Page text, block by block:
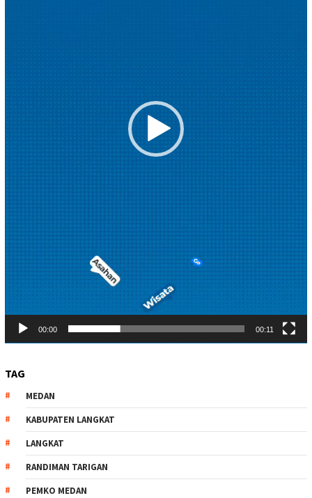
00:00 00:11
TAG
MEDAN
KABUPATEN LANGKAT
LANGKAT
RANDIMAN TARIGAN
PEMKO MEDAN